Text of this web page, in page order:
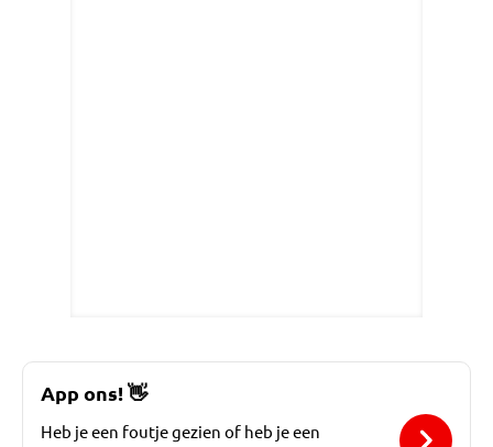
App ons!👋
Heb je een foutje gezien of heb je een